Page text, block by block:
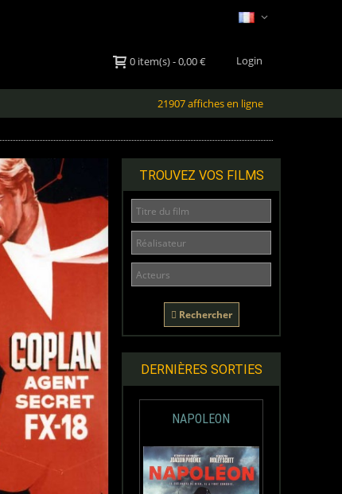
Login
0 item(s)-0,00 €
21907 affiches en ligne
TROUVEZ VOS FILMS
Rechercher
DERNIÈRES SORTIES
NAPOLEON